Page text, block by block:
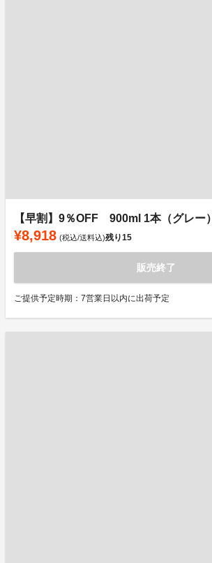
【早割】9％OFF 900ml 1本（グレー）
¥8,918 (税込/送料込)残り15
販売終了
ご提供予定時期：7営業日以内に出荷予定